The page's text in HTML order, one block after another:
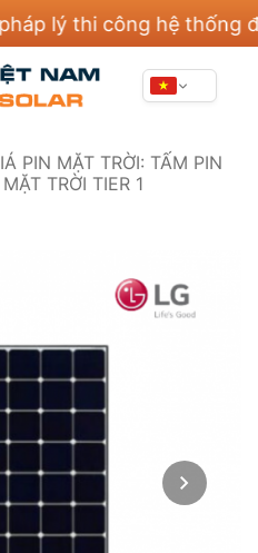
thi công hệ thống điện
PIN MẶT TRỜI: TẤM PIN
TRỜI TIER 1